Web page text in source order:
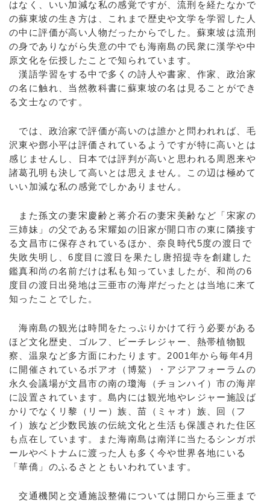
はなく、いい加減な私の感覚ですが、流刑を経たなかで
の蘇東坡の生き方は、これまで歴史や文学を学習した人
の中に評価が高い人物だったからでした。蘇東坡は流刑
の身でありながら失意の中でも海南島の民衆に漢学や中
原文化を伝授したことで知られています。
漢語学習をする中で多くの詩人や書家、作家、政治家
の名に触れ、当然教科書に蘇東坡の名は見ることができ
る文士なのです。
では、政治家で評価が高いのは誰かと問われれば、毛
沢東や鄧小平は評価されているようですが特に高いとは
感じませんし、日本では評判が高いと思われる周恩来や
諸葛孔明も決して高いとは思えません。この辺は極めて
いい加減な私の感覚でしかありません。
また孫文の妻宋慶齢と蒋介石の妻宋美齢など「宋家の
三姉妹」の父である宋耀如の旧家が開口市の東に隣接す
る文昌市に保存されているほか、奈良時代5度の渡日で
失敗失明し、6度目に渡日を果たし唐招提寺を創建した
鑑真和尚の名前だけは私も知っていましたが、和尚の6
度目の渡日出発地は三亜市の海岸だったとは当地に来て
知ったことでした。
海南島の観光は時間をたっぷりかけて行う必要がある
ほど文化歴史、ゴルフ、ビーチレジャー、熱帯植物観
察、温泉など多方面にわたります。2001年から毎年4月
に開催されているボアオ（博鰲）・アジアフォーラムの
永久会議場が文昌市の南の瓊海（チョンハイ）市の海岸
に設置されています。島内には観光地やレジャー施設ば
かりでなくリ黎（リー）族、苗（ミャオ）族、回（フ
イ）族など少数民族の伝統文化と生活も保護された住区
も点在しています。また海南島は南洋に当たるシンガポ
ールやベトナムに渡った人も多く今や世界各地にいる
「華僑」のふるさとともいわれています。
交通機関と交通施設整備については開口から三亜まで